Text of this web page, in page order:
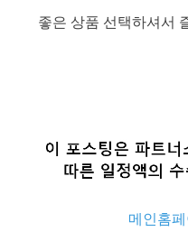
좋은 상품 선택하셔서
메인홈